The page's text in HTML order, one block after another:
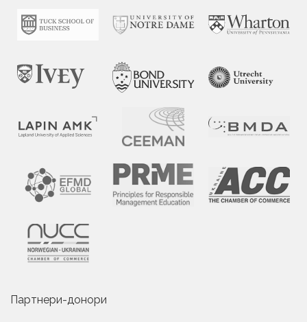
Партнери-донори